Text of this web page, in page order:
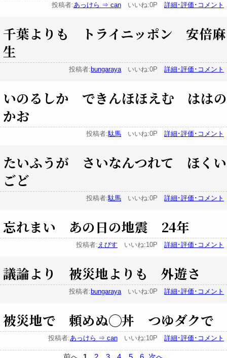
投稿者:あっけら ⇒ can いいね:0P 詳細･評価･コメント
千葉よりも トライニッポン 安倍麻
生
投稿者: bungarayaいいね:0P 詳細･評価･コメント
いのるしか できんほほえむ ははの
かお
投稿者:駄馬 いいね:0P 詳細･評価･コメント
たいふうが さいなんつれて ほくい
ごど
投稿者:駄馬 いいね:0P 詳細･評価･コメント
忘れまい あの日の地震 24年
投稿者: えびす いいね:10P 詳細･評価･コメント
議論より 被災地よりも 外遊さ
投稿者: bungarayaいいね:0P 詳細･評価･コメント
被災地で 頼めぬ◯丼 つゆダクで
投稿者:あっけら ⇒ can いいね:10P 詳細･評価･コメント